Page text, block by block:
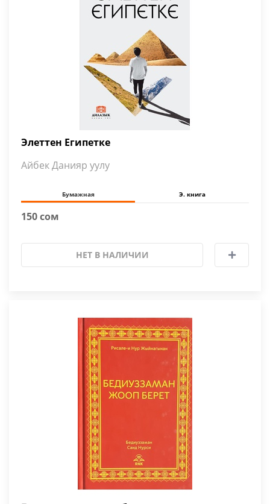
Элеттен Египетке
Айбек Данияр уулу
Бумажная Э. книга
150 сом
НЕТ В НАЛИЧИИ